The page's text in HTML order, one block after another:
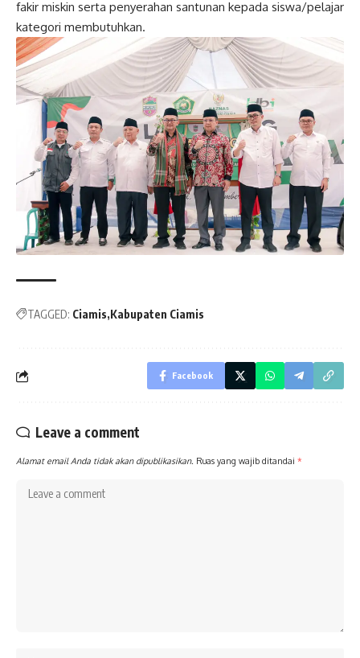
fakir miskin serta penyerahan santunan kepada siswa/pelajar
kategori membutuhkan.
navigation
TAGGED: Ciamis Kabupaten Ciamis
Facebook
Leave a comment
Alamat email Anda tidak akan dipublikasikan. Ruas yang wajib ditandai *